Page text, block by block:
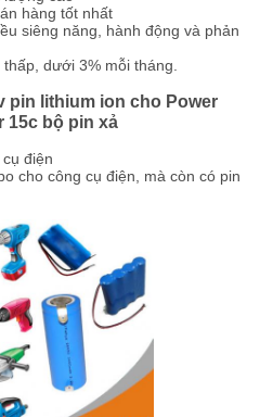
hàng tốt nhất
siêng năng, hành động và phản
dưới 3% mỗi tháng.
pin lithium ion cho Power
15c bộ pin xả
điện
cho công cụ điện, mà còn có pin